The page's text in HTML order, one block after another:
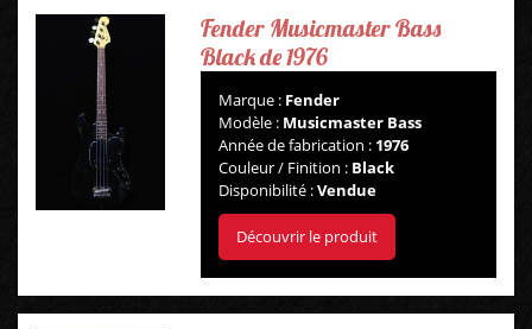
GUITARES
Fender Musicmaster Bass
Black de 1976
Marque : Fender
Modèle : Musicmaster Bass
Année de fabrication : 1976
Couleur / Finition : Black
Disponibilité :Vendue
Découvrir le produit